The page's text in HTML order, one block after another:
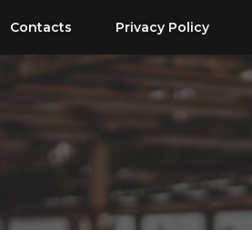
Contacts Privacy Policy